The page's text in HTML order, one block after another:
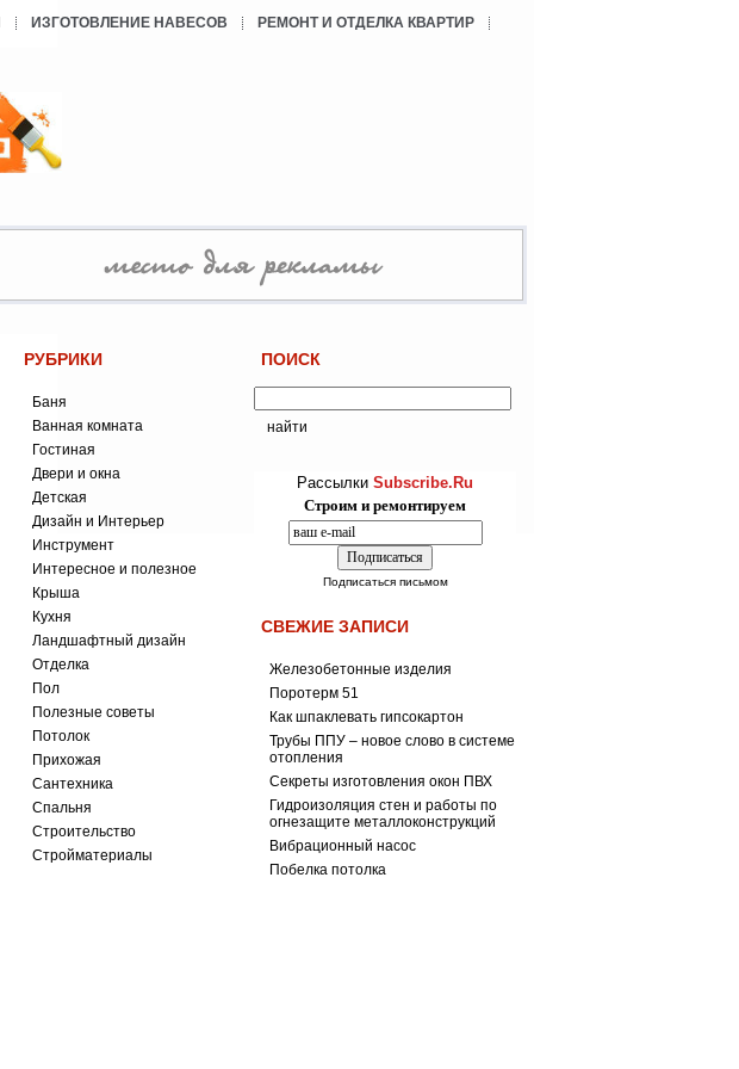
ИЗГОТОВЛЕНИЕ НАВЕСОВ
РЕМОНТ И ОТДЕЛКА КВАРТИР
РУБРИКИ
Баня
Ванная комната
Гостиная
Двери и окна
Детская
Дизайн и Интерьер
Инструмент
Интересное и полезное
Крыша
Кухня
Ландшафтный дизайн
Отделка
Пол
Полезные советы
Потолок
Прихожая
Сантехника
Спальня
Строительство
Стройматериалы
ПОИСК
Рассылки Subscribe.Ru
Строим и ремонтируем
Подписаться письмом
СВЕЖИЕ ЗАПИСИ
Железобетонные изделия
Поротерм 51
Как шпаклевать гипсокартон
Трубы ППУ – новое слово в системе
отопления
Секреты изготовления окон ПВХ
Гидроизоляция стен и работы по
огнезащите металлоконструкций
Вибрационный насос
Побелка потолка